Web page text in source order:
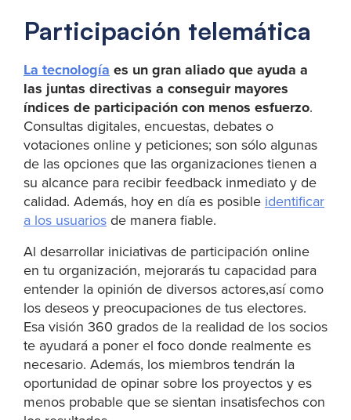
Participación telemática
La tecnología es un gran aliado que ayuda a
las juntas directivas a conseguir mayores
índices de participación con menos esfuerzo.
Consultas digitales, encuestas, debates o
votaciones online y peticiones; son sólo algunas
de las opciones que las organizaciones tienen a
su alcance para recibir feedback inmediato y de
calidad. Además, hoy en día es posible identificar
a los usuariosde manera fiable.
Al desarrollar iniciativas de participación online
en tu organización, mejorarás tu capacidad para
entender la opinión de diversos actores,así como
los deseos y preocupaciones de tus electores.
Esa visión 360 grados de la realidad de los socios
te ayudará a poner el foco donde realmente es
necesario. Además, los miembros tendrán la
oportunidad de opinar sobre los proyectos y es
menos probable que se sientan insatisfechos con